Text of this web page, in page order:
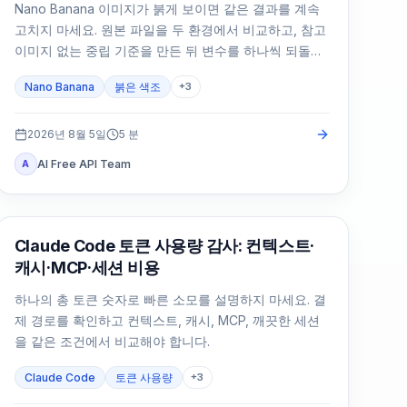
Nano Banana 이미지가 붉게 보이면 같은 결과를 계속
고치지 마세요. 원본 파일을 두 환경에서 비교하고, 참고
이미지 없는 중립 기준을 만든 뒤 변수를 하나씩 되돌립
Nano Banana 붉은 색조 +3
2026년 8월 5일 5 분
A AI Free API Team
Claude Code
Claude Code 토큰 사용량 감사: 컨텍스트·
캐시·MCP·세션 비용
하나의 총 토큰 숫자로 빠른 소모를 설명하지 마세요. 결
제 경로를 확인하고 컨텍스트, 캐시, MCP, 깨끗한 세션
을 같은 조건에서 비교해야 합니다.
Claude Code 토큰 사용량 +3